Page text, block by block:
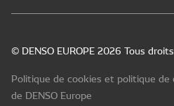
© DENSO EUROPE 2026 Tous
Politique de cookies et politique
de DENSO Europe